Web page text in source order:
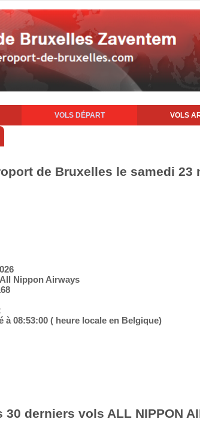
VOLS DÉPART VOLS
de Bruxelles le samedi 23
Nippon Airways
à 08:53:00 ( heure locale en Belgique)
derniers vols ALL NIPPON